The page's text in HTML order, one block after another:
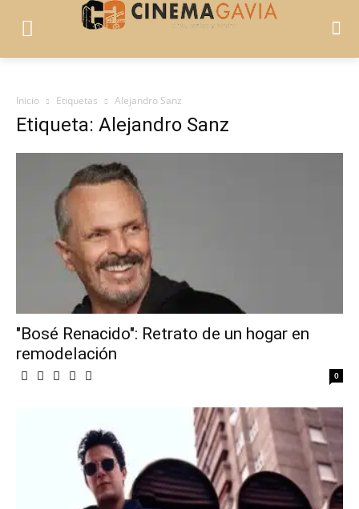
Inicio Etiquetas Alejandro Sanz
Etiqueta: Alejandro Sanz
"Bosé Renacido": Retrato de un hogar en
remodelación
0